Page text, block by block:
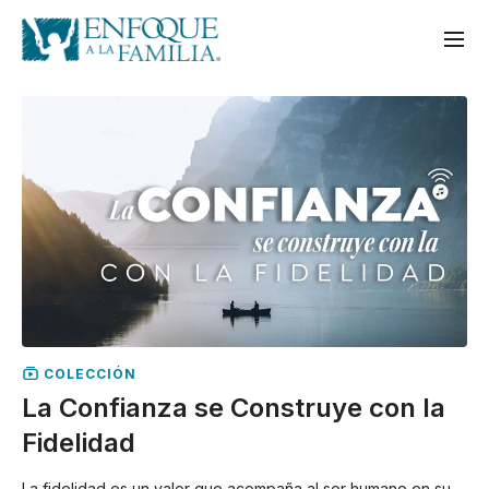
COLECCIÓN
La Confianza se Construye con la
Fidelidad